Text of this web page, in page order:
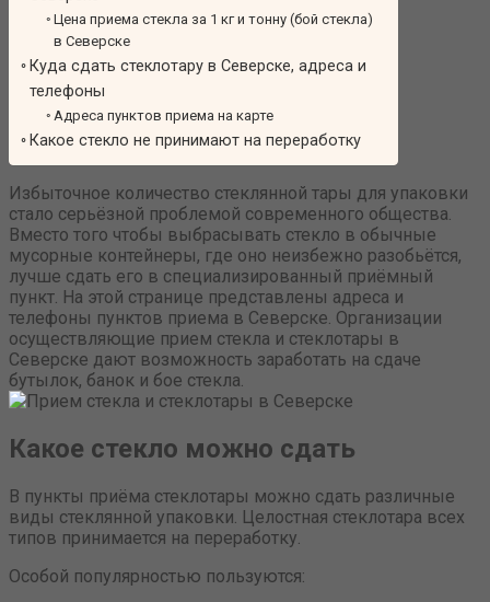
Цена приема стекла за 1 кг и тонну (бой стекла)
в Северске
Куда сдать стеклотару в Северске, адреса и
телефоны
Адреса пунктов приема на карте
Какое стекло не принимают на переработку
Избыточное количество стеклянной тары для упаковки
стало серьёзной проблемой современного общества.
Вместо того чтобы выбрасывать стекло в обычные
мусорные контейнеры, где оно неизбежно разобьётся,
лучше сдать его в специализированный приёмный
пункт. На этой странице представлены адреса и
телефоны пунктов приема в Северске. Организации
осуществляющие прием стекла и стеклотары в
Северске дают возможность заработать на сдаче
бутылок, банок и бое стекла.
Какое стекло можно сдать
В пункты приёма стеклотары можно сдать различные
виды стеклянной упаковки. Целостная стеклотара всех
типов принимается на переработку.
Особой популярностью пользуются: